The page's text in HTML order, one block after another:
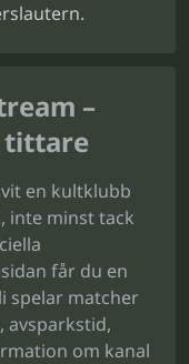
–
tittare
en kultklubb
inte minst tack
får du en
spelar matcher
avsparkstid,
om kanal